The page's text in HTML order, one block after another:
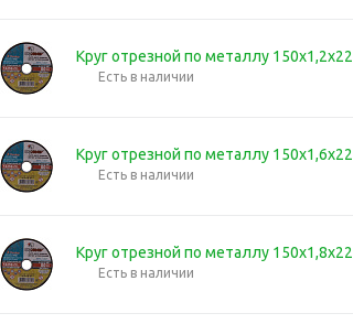
Круг отрезной по металлу 150х1,2х22
Есть в наличии
Круг отрезной по металлу 150х1,6х22
Есть в наличии
Круг отрезной по металлу 150х1,8х22
Есть в наличии